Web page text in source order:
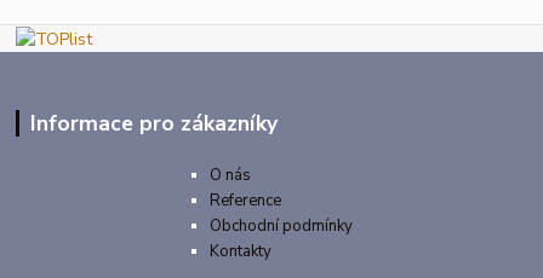
Informace pro zákazníky
O nás
Reference
Obchodní podmínky
Kontakty